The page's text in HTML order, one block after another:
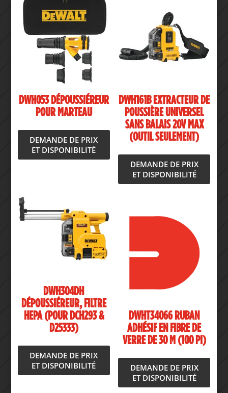
DWH053 DÉPOUSSIÉREUR
POUR MARTEAU
DEMANDE DE PRIX
ET DISPONIBILITÉ
DWH161B EXTRACTEUR DE
POUSSIÈRE UNIVERSEL
SANS BALAIS 20V MAX
(OUTIL SEULEMENT)
DEMANDE DE PRIX
ET DISPONIBILITÉ
DWH304DH
DÉPOUSSIÉREUR, FILTRE
HEPA (POUR DCH293 &
D25333)
DEMANDE DE PRIX
ET DISPONIBILITÉ
DWHT34066 RUBAN
ADHÉSIF EN FIBRE DE
VERRE DE 30 M (100 PI)
DEMANDE DE PRIX
ET DISPONIBILITÉ